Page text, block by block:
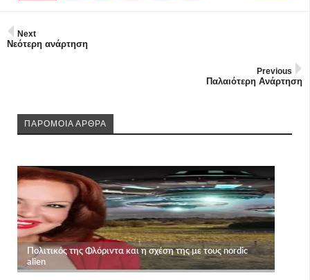
Next
Νεότερη ανάρτηση
Previous
Παλαιότερη Ανάρτηση
ΠΑΡΟΜΟΙΑ ΑΡΘΡΑ